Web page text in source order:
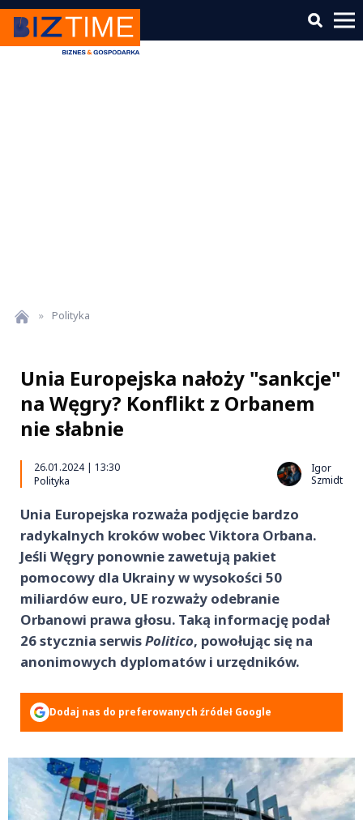
» Polityka
Unia Europejska nałoży "sankcje"
na Węgry? Konflikt z Orbanem
nie słabnie
26.01.2024 | 13:30
Polityka
Igor
Szmidt
Unia Europejska rozważa podjęcie bardzo
radykalnych kroków wobec Viktora Orbana.
Jeśli Węgry ponownie zawetują pakiet
pomocowy dla Ukrainy w wysokości 50
miliardów euro, UE rozważy odebranie
Orbanowi prawa głosu. Taką informację podał
26 stycznia serwisPolitico, powołując się na
anonimowych dyplomatów i urzędników.
Dodaj nas do preferowanych źródeł Google